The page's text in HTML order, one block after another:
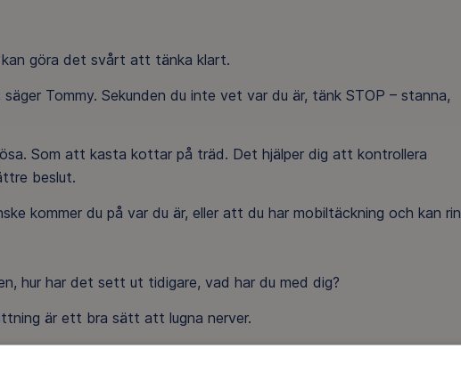
göra det svårt att tänka klart.
Tommy. Sekunden du inte vet var du är, tänk STOP – stanna,
Som att kasta kottar på träd. Det hjälper dig att kontrollera
beslut.
kommer du på var du är, eller att du har mobiltäckning och kan
hur har det sett ut tidigare, vad har du med dig?
är ett bra sätt att lugna nerver.